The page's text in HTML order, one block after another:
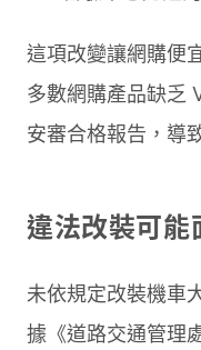
這項改變讓網購便
多數網購產品缺乏
安審合格報告，導
違法改裝可能
未依規定改裝機車
據《道路交通管理